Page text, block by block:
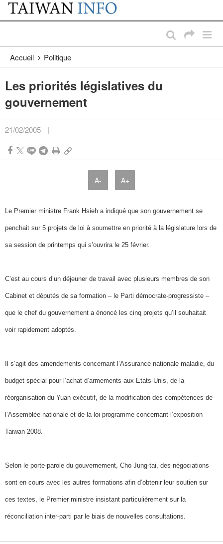
Passer au contenu principal
:::
Accueil Politique
Les priorités législatives du
gouvernement
21/02/2005 |
A- A+
Le Premier ministre Frank Hsieh a indiqué que son gouvernement se
penchait sur 5 projets de loi à soumettre en priorité à la législature lors de
sa session de printemps qui s’ouvrira le 25 février.
C’est au cours d’un déjeuner de travail avec plusieurs membres de son
Cabinet et députés de sa formation – le Parti démocrate-progressiste –
que le chef du gouvernement a énoncé les cinq projets qu’il souhaitait
voir rapidement adoptés.
Il s’agit des amendements concernant l’Assurance nationale maladie, du
budget spécial pour l’achat d’armements aux Etats-Unis, de la
réorganisation du Yuan exécutif, de la modification des compétences de
l’Assemblée nationale et de la loi-programme concernant l’exposition
Taiwan 2008.
Selon le porte-parole du gouvernement, Cho Jung-tai, des négociations
sont en cours avec les autres formations afin d’obtenir leur soutien sur
ces textes, le Premier ministre insistant particulièrement sur la
réconciliation inter-parti par le biais de nouvelles consultations.